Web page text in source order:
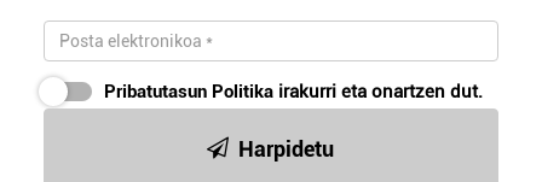
Pribatutasun Politika irakurri eta onartzen dut.
Harpidetu